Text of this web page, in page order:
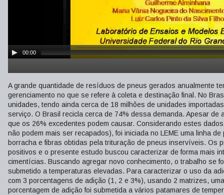
00:00
A grande quantidade de resíduos de pneus gerados anualmente
gerenciamento no que se refere à coleta e destinação final. No
unidades, tendo ainda cerca de 18 milhões de unidades
serviço. O Brasil recicla cerca de 74% dessa demanda. Apesar
que os 26% excedentes podem causar. Considerando estes
não podem mais ser recapados), foi iniciada no LEME uma linha
borracha e fibras obtidas pela trituração de pneus inservíveis. Os
positivos e o presente estudo buscou caracterizar de forma mais
cimentícias. Buscando agregar novo conhecimento, o trabalho se
submetido a temperaturas elevadas. Para caracterizar o uso da
com 3 porcentagens de adição (1, 2 e 3%), usando 2 matrizes,
porcentagem de adição foi submetida a vários patamares de